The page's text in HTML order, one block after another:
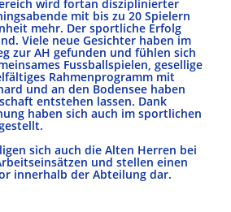
wird fortan disziplinierter
mit bis zu 20 Spielern
mehr. Der sportliche Erfolg
Viele neue Gesichter haben im
zur AH gefunden und fühlen sich
Fussballspielen, gesellige
Rahmenprogramm mit
und an den Bodensee haben
entstehen lassen. Dank
haben sich auch im sportlichen
sich auch die Alten Herren bei
und stellen einen
innerhalb der Abteilung dar.